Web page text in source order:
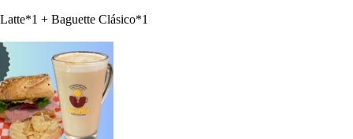
Latte*1 + Baguette Clásico*1